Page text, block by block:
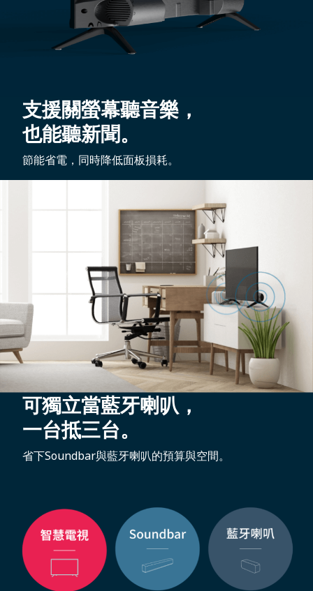
支援關螢幕聽音樂，
也能聽新聞。
節能省電，同時降低面板損耗。
可獨立當藍牙喇叭，
一台抵三台。
省下Soundbar與藍牙喇叭的預算與空間。